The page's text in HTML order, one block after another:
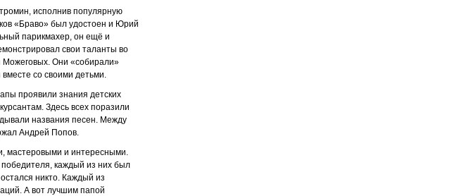
исполнив популярную
«Браво» был удостоен и Юрий
парикмахер, он ещё и
свои таланты во
Можеговых. Они «собирали»
со своими детьми.
проявили знания детских
Здесь всех поразили
названия песен. Между
Андрей Попов.
мастеровыми и интересными.
каждый из них был
никто. Каждый из
А вот лучшим папой